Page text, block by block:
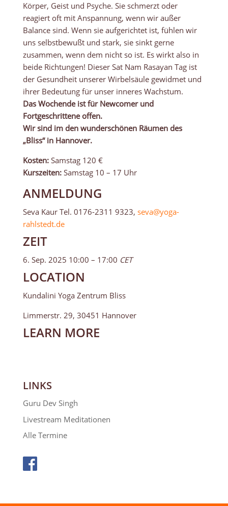
Körper, Geist und Psyche. Sie schmerzt oder
reagiert oft mit Anspannung, wenn wir außer
Balance sind. Wenn sie aufgerichtet ist, fühlen wir
uns selbstbewußt und stark, sie sinkt gerne
zusammen, wenn dem nicht so ist. Es wirkt also in
beide Richtungen! Dieser Sat Nam Rasayan Tag ist
der Gesundheit unserer Wirbelsäule gewidmet und
ihrer Bedeutung für unser inneres Wachstum.
Das Wochende ist für Newcomer und
Fortgeschrittene offen.
Wir sind im den wunderschönen Räumen des
„Bliss“ in Hannover.
Kosten:Samstag 120 €
Kurszeiten: Samstag 10 – 17 Uhr
ANMELDUNG
Seva Kaur Tel. 0176-2311 9323, seva@yoga-
rahlstedt.de
ZEIT
6. Sep. 2025 10:00 – 17:00 CET
LOCATION
Kundalini Yoga Zentrum Bliss
Limmerstr. 29, 30451 Hannover
LEARN MORE
LINKS
Guru Dev Singh
Livestream Meditationen
Alle Termine